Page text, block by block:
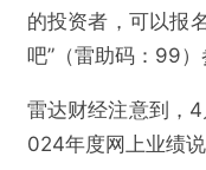
的投资者，可以报
吧”（雷助码：99）
雷达财经注意到，
024年度网上业绩说